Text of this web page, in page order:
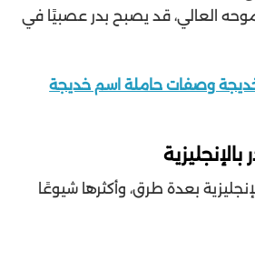
العالي، قد يصبح بدر عصبيًا في
وصفات حاملة اسم خديجة
بعدة طرق، وأكثرها شيوعًا